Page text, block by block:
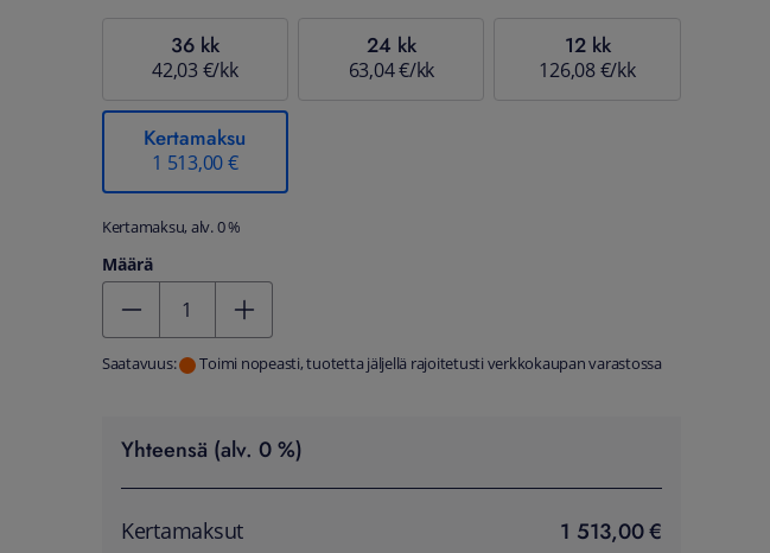
36 kk
42,03 €/kk
24 kk
63,04 €/kk
12 kk
126,08 €/kk
Kertamaksu
1 513,00 €
Kertamaksu, alv. 0 %
Määrä
Saatavuus: Toimi nopeasti, tuotetta jäljellä rajoitetusti verkkokaupan varastossa
Yhteensä (alv. 0 %)
Kertamaksut 1 513,00 €